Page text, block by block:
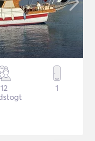
12
1